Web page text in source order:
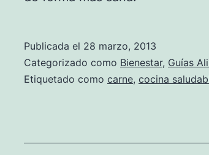
Publicada el 28 marzo, 2013
Categorizado como Bienestar, Guías
Etiquetado como carne, cocina